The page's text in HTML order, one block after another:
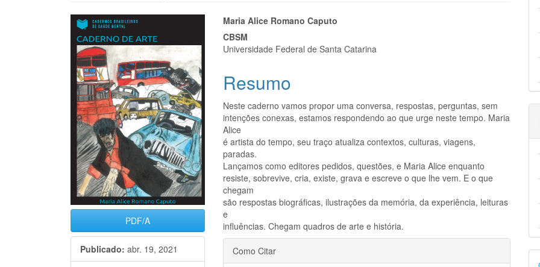
Barra
lateral
de
artigos
PDF/A
Publicado: abr. 19, 2021
Conteúdo
do
principal
Maria Alice Romano Caputo
CBSM
Universidade Federal de Santa Catarina
Resumo
Neste caderno vamos propor uma conversa, respostas, perguntas, sem
intenções conexas, estamos respondendo ao que urge neste tempo. Maria
Alice
é artista do tempo, seu traço atualiza contextos, culturas, viagens,
paradas.
Lançamos como editores pedidos, questões, e Maria Alice enquanto
resiste, sobrevive, cria, existe, grava e escreve o que lhe vem. E o que
chegam
são respostas biográficas, ilustrações da memória, da experiência, leituras
e
influências. Chegam quadros de arte e história.
Detalhes
Como Citar